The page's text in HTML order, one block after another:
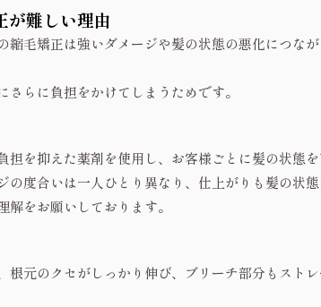
が難しい理由
縮毛矯正は強いダメージや髪の状態の悪化につな
らに負担をかけてしまうためです。
担を抑えた薬剤を使用し、お客様ごとに髪の状態
の度合いは一人ひとり異なり、仕上がりも髪の状態
をお願いしております。
根元のクセがしっかり伸び、ブリーチ部分もスト